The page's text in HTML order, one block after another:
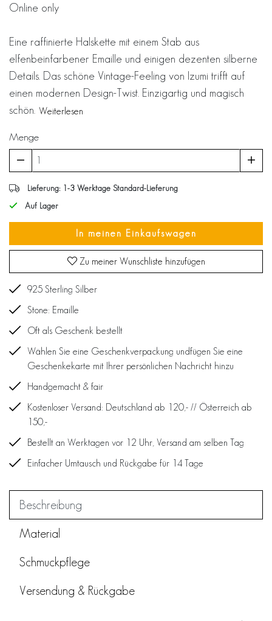
Online only
Eine raffinierte Halskette mit einem Stab aus
elfenbeinfarbener Emaille und einigen dezenten silberne
Details. Das schöne Vintage-Feeling von Izumi trifft auf
einen modernen Design-Twist. Einzigartig und magisch
schön. Weiterlesen
Menge
Lieferung: 1-3 Werktage Standard-Lieferung
Auf Lager
In meinen Einkaufswagen
Zu meiner Wunschliste hinzufügen
925 Sterling Silber
Stone: Emaille
Oft als Geschenk bestellt
Wählen Sie eine Geschenkverpackung undfügen Sie eine
Geschenkekarte mit Ihrer persönlichen Nachricht hinzu
Handgemacht & fair
Kostenloser Versand: Deutschland ab 120,- // Österreich ab
150,-
Bestellt an Werktagen vor 12 Uhr, Versand am selben Tag
Einfacher Umtausch und Rückgabe für 14 Tage
Beschreibung
Material
Schmuckpflege
Versendung & Rückgabe